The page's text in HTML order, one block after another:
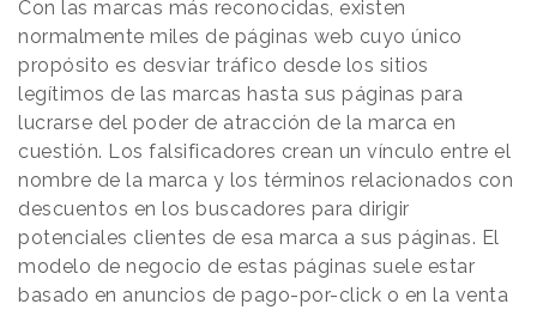
Con las marcas más reconocidas, existen
normalmente miles de páginas web cuyo único
propósito es desviar tráfico desde los sitios
legítimos de las marcas hasta sus páginas para
lucrarse del poder de atracción de la marca en
cuestión. Los falsificadores crean un vínculo entre el
nombre de la marca y los términos relacionados con
descuentos en los buscadores para dirigir
potenciales clientes de esa marca a sus páginas. El
modelo de negocio de estas páginas suele estar
basado en anuncios de pago-por-click o en la venta